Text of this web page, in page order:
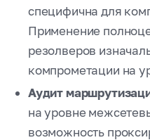
специфична для
Применение
резолверов
компрометации на
Аудит
на уровне
возможность